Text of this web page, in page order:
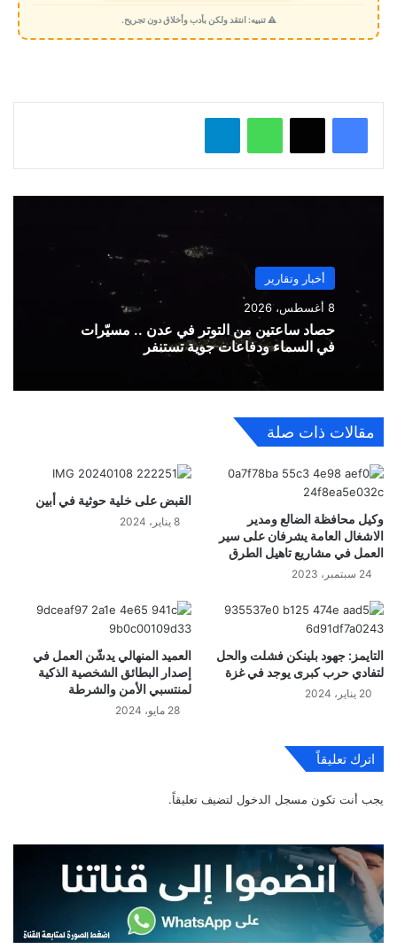
م
ي
⚠️ تنبيه: انتقد ولكن بأدب وأخلاق دون تجريح.
واتساب
أخبار وتقارير
8 أغسطس، 2026
حصاد ساعتين من التوتر في عدن .. مسيّرات
في السماء ودفاعات جوية تستنفر
مقالات ذات صلة
وكيل محافظة الضالع ومدير
الاشغال العامة يشرفان على سير
العمل في مشاريع تاهيل الطرق
24 سبتمبر، 2023
القبض على خلية حوثية في أبين
8 يناير، 2024
التايمز: جهود بلينكن فشلت والحل
لتفادي حرب كبرى يوجد في غزة
20 يناير، 2024
العميد المنهالي يدشّن العمل في
إصدار البطائق الشخصية الذكية
لمنتسبي الأمن والشرطة
28 مايو، 2024
اترك تعليقاً
يجب أنت تكون مسجل الدخول لتضيف تعليقاً.